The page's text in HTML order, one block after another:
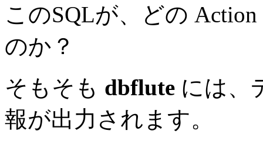
このSQLが、どの
のか？
そもそも dbflute には、
報が出力されます。